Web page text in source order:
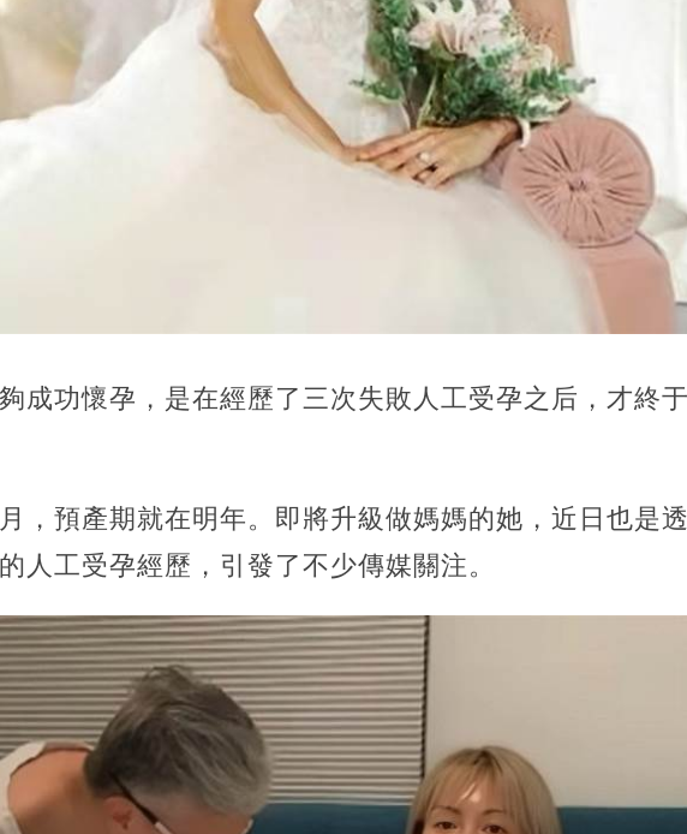
成功懷孕，是在經歷了三次失敗人工受孕之后，才終
，預產期就在明年。即將升級做媽媽的她，近日也是
人工受孕經歷，引發了不少傳媒關注。